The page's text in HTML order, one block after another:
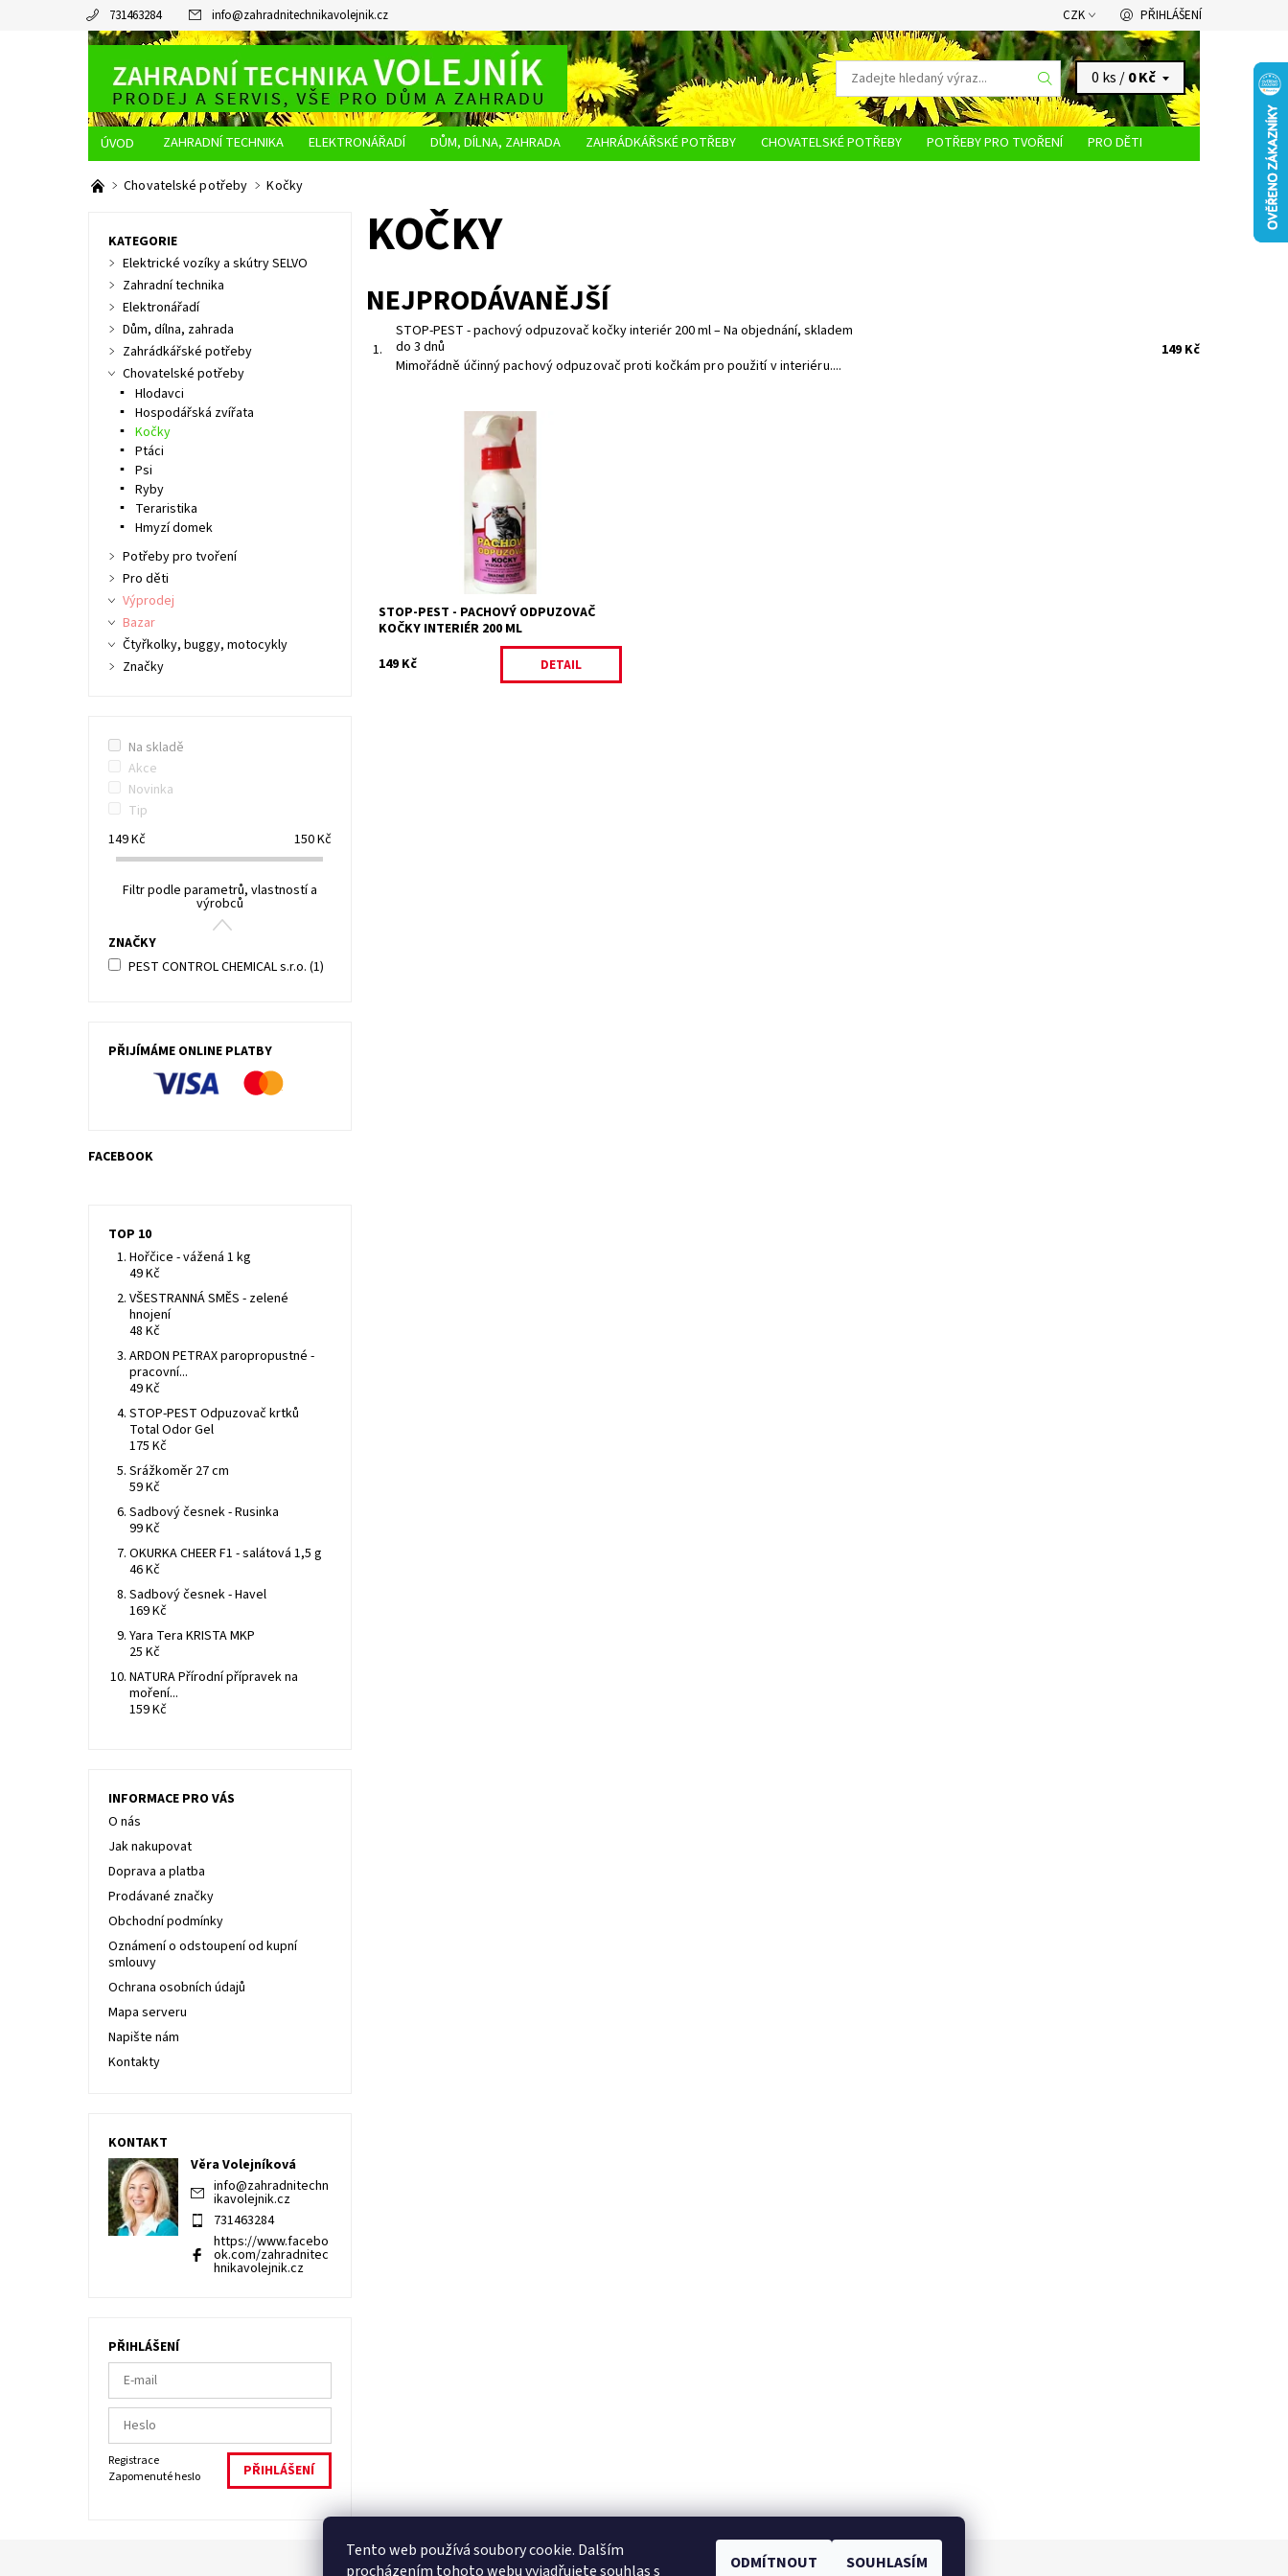
731463284 info@zahradnitechnikavolejnik.cz CZK PŘIHLÁŠENÍ
0 ks /0 Kč
ZAHRADNÍ TECHNIKA ELEKTRONÁŘADÍ DŮM, DÍLNA, ZAHRADA ZAHRÁDKÁŘSKÉ POTŘEBY CHOVATELSKÉ POTŘEBY POTŘEBY PRO TVOŘENÍ
PRO DĚTI
O NÁS
JAK NAKUPOVAT DOPRAVA A PLATBA
Chovatelské potřeby Kočky
KOČKY
NEJPRODÁVANĚJŠÍ
1.
STOP-PEST - pachový odpuzovač kočky interiér 200 ml–Na objednání, skladem
do 3 dnů
Mimořádně účinný pachový odpuzovač proti kočkám pro použití v interiéru....
149 Kč
Mimořádně účinný pachový odpuzovač
proti kočkám pro použití v interiéru.
Dodáváme v rozprašovači, nebo kapátku.
Na objednání, skladem
do 3 dnů
17894/200
PEST CONTROL CHEMICAL
s.r.o.
2 roky
STOP-PEST - PACHOVÝ ODPUZOVAČ
KOČKY INTERIÉR 200 ML
149 Kč
DETAIL
KATEGORIE
Elektrické vozíky a skútry SELVO
Zahradní technika
Elektronářadí
Dům, dílna, zahrada
Zahrádkářské potřeby
Chovatelské potřeby
Hlodavci
Hospodářská zvířata
Kočky
Ptáci
Psi
Ryby
Teraristika
Hmyzí domek
Potřeby pro tvoření
Pro děti
Výprodej
Bazar
Čtyřkolky, buggy, motocykly
Značky
Na skladě
Akce
Novinka
Tip
149Kč 150Kč
Filtr podle parametrů, vlastností a
výrobců
ZNAČKY
PEST CONTROL CHEMICAL s.r.o. (1)
PŘIJÍMÁME ONLINE PLATBY
FACEBOOK
TOP 10
Hořčice - vážená 1 kg
49 Kč
VŠESTRANNÁ SMĚS - zelené
hnojení
48 Kč
ARDON PETRAX paropropustné -
pracovní...
49 Kč
STOP-PEST Odpuzovač krtků
Total Odor Gel
175 Kč
Srážkoměr 27 cm
59 Kč
Sadbový česnek - Rusinka
99 Kč
OKURKA CHEER F1 - salátová 1,5 g
46 Kč
Sadbový česnek - Havel
169 Kč
Yara Tera KRISTA MKP
25 Kč
NATURA Přírodní přípravek na
moření...
159 Kč
INFORMACE PRO VÁS
O nás
Jak nakupovat
Doprava a platba
Prodávané značky
Obchodní podmínky
Oznámení o odstoupení od kupní
smlouvy
Ochrana osobních údajů
Mapa serveru
Napište nám
Kontakty
KONTAKT
Věra Volejníková
info@zahradnitechn
ikavolejnik.cz
731463284
https://www.facebo
ok.com/zahradnitec
hnikavolejnik.cz
PŘIHLÁŠENÍ
Registrace
Zapomenuté heslo
Facebook | Heureka.cz Zboží.cz
Tento web používá soubory cookie. Dalším
procházením tohoto webu vyjadřujete souhlas s
ODMÍTNOUT SOUHLASÍM